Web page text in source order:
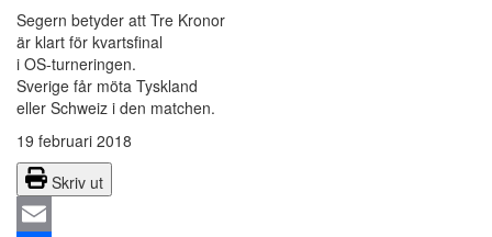
Segern betyder att Tre Kronor
är klart för kvartsfinal
i OS-turneringen.
Sverige får möta Tyskland
eller Schweiz i den matchen.
19 februari 2018
Skriv ut